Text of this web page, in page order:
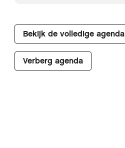
Bekijk de volledige agenda
Verberg agenda